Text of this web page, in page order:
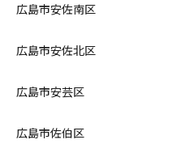
広島市安佐南区
広島市安佐北区
広島市安芸区
広島市佐伯区